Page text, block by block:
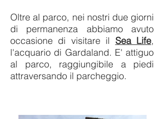
Oltre al parco, nei nostri due giorni
di permanenza abbiamo avuto
occasione di visitare il Sea Life,
l'acquario di Gardaland. E' attiguo
al parco, raggiungibile a piedi
attraversando il parcheggio.